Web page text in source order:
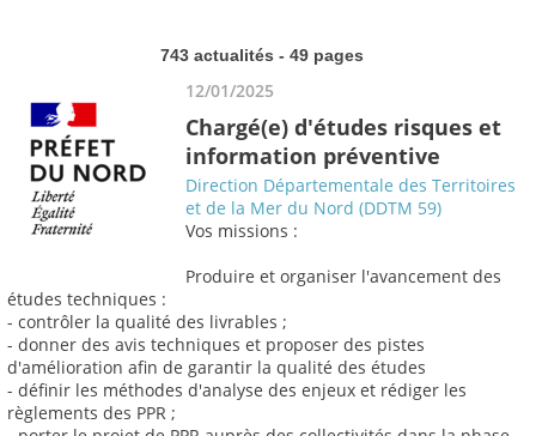
743 actualités - 49 pages
12/01/2025
Chargé(e) d'études risques et
information préventive
Direction Départementale des Territoires
et de la Mer du Nord (DDTM 59)
Vos missions :
Produire et organiser l'avancement des
études techniques :
- contrôler la qualité des livrables ;
- donner des avis techniques et proposer des pistes
d'amélioration afin de garantir la qualité des études
- définir les méthodes d'analyse des enjeux et rédiger les
règlements des PPR ;